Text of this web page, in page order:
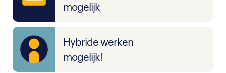
mogelijk
Hybride werken
mogelijk!